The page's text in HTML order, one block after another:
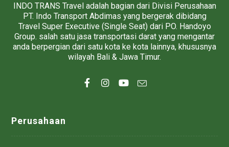
INDO TRANS Travel adalah bagian dari Divisi Perusahaan
PT. Indo Transport Abdimas yang bergerak dibidang
Travel Super Executive (Single Seat) dari PO. Handoyo
Group. salah satu jasa transportasi darat yang mengantar
anda berpergian dari satu kota ke kota lainnya, khususnya
wilayah Bali & Jawa Timur.
Perusahaan